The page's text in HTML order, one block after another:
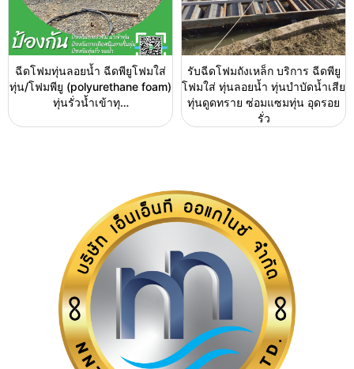
ฉีดโฟมทุ่นลอยน้ำ ฉีดพียูโฟมใส่
ทุ่น/โฟมพียู (polyurethane foam)
ทุ่นรั่วน้ำเข้าทุ…
รับฉีดโฟมถังเหล็ก บริการ ฉีดพียู
โฟมใส่ ทุ่นลอยน้ำ ทุ่นบำบัดน้ำเสีย
ทุ่นดูดทราย ซ่อมแซมทุ่น อุดรอย
รั่ว